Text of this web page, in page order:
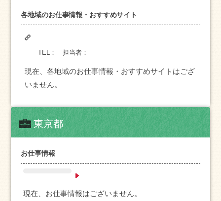
各地域のお仕事情報・おすすめサイト
TEL： 担当者：
現在、各地域のお仕事情報・おすすめサイトはござ
いません。
東京都
お仕事情報
現在、お仕事情報はございません。